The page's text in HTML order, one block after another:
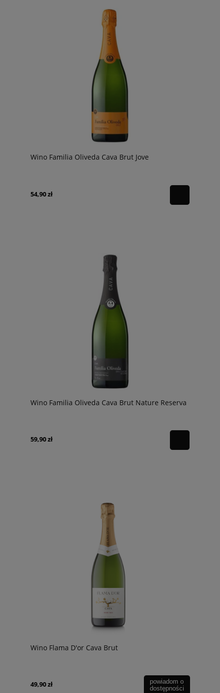
Wino Familia Oliveda Cava Brut Jove
54,90 zł
Wino Familia Oliveda Cava Brut Nature Reserva
59,90 zł
Wino Flama D'or Cava Brut
49,90 zł
powiadom o
dostępności